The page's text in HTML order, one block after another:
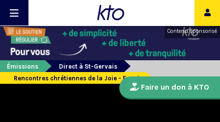
Contenu sponsorisé
Émissions
Direct à St-Gervais
Rencontres chrétiennes de la Joie - Envoi
Faire un don à KTO